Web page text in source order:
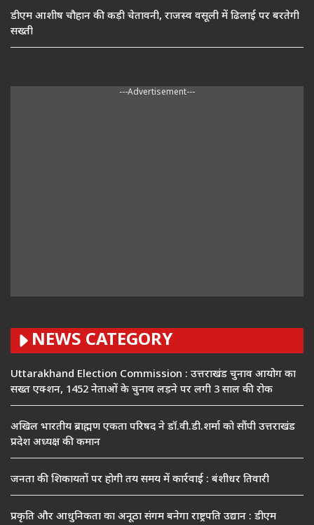
डीएम आशीष चौहान की कड़ी चेतावनी, राजस्व वसूली में ढिलाई पर बरतेगी
सख्ती
---Advertisement---
NEWS CATEGORY
Uttarakhand Election Commission : उत्तराखंड चुनाव आयोग का
सख्त एक्शन, 1452 नेताओं के चुनाव लड़ने पर लगी 3 साल की रोक
अखिल भारतीय ब्राह्मण एकता परिषद ने डॉ.वी.डी.शर्मा को सौंपी उत्तराखंड
प्रदेश अध्यक्ष की कमान
जनता की शिकायतों पर होगी तय समय में कार्रवाई : बंशीधर तिवारी
प्रकृति और आधुनिकता का अनूठा संगम बनेगा राष्ट्रपति उद्यान : डीएम